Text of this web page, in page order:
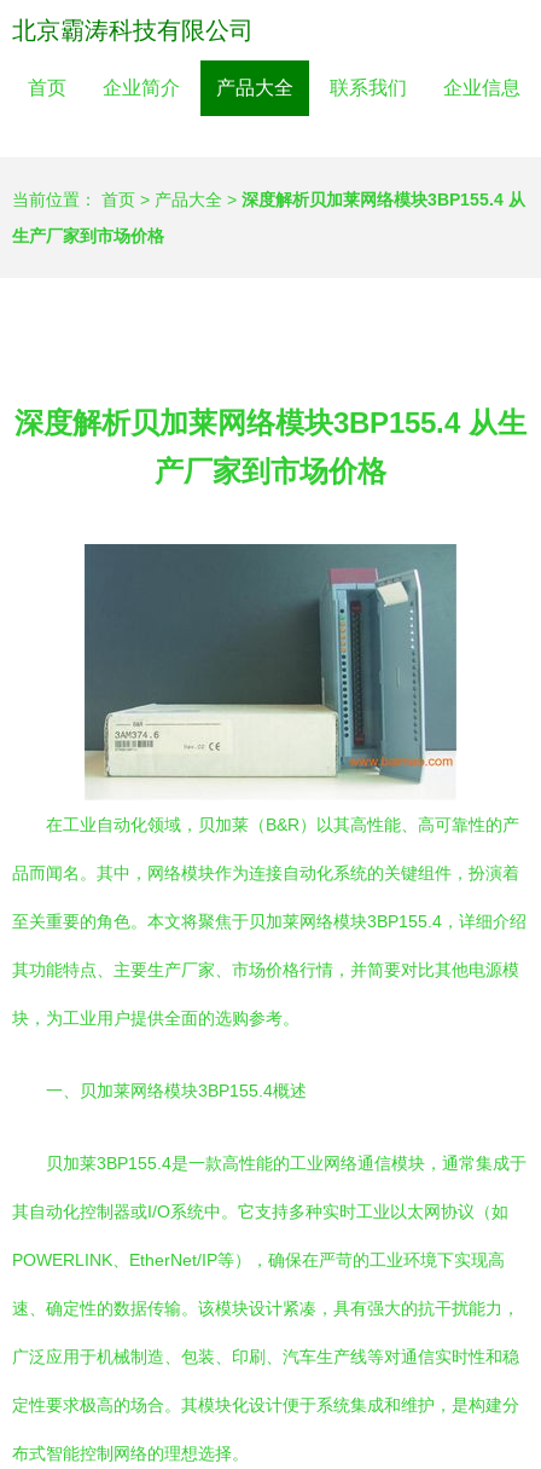
北京霸涛科技有限公司
首页 企业简介 产品大全 联系我们 企业信息
当前位置： 首页 > 产品大全 > 深度解析贝加莱网络模块3BP155.4 从
生产厂家到市场价格
深度解析贝加莱网络模块3BP155.4 从生
产厂家到市场价格
在工业自动化领域，贝加莱（B&R）以其高性能、高可靠性的产
品而闻名。其中，网络模块作为连接自动化系统的关键组件，扮演着
至关重要的角色。本文将聚焦于贝加莱网络模块3BP155.4，详细介绍
其功能特点、主要生产厂家、市场价格行情，并简要对比其他电源模
块，为工业用户提供全面的选购参考。
一、贝加莱网络模块3BP155.4概述
贝加莱3BP155.4是一款高性能的工业网络通信模块，通常集成于
其自动化控制器或I/O系统中。它支持多种实时工业以太网协议（如
POWERLINK、EtherNet/IP等），确保在严苛的工业环境下实现高
速、确定性的数据传输。该模块设计紧凑，具有强大的抗干扰能力，
广泛应用于机械制造、包装、印刷、汽车生产线等对通信实时性和稳
定性要求极高的场合。其模块化设计便于系统集成和维护，是构建分
布式智能控制网络的理想选择。